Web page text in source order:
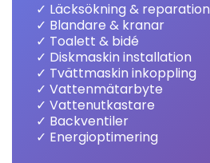
✓ Läcksökning & reparation
✓ Blandare & kranar
✓ Toalett & bidé
✓ Diskmaskin installation
✓ Tvättmaskin inkoppling
✓ Vattenmätarbyte
✓ Vattenutkastare
✓ Backventiler
✓ Energioptimering